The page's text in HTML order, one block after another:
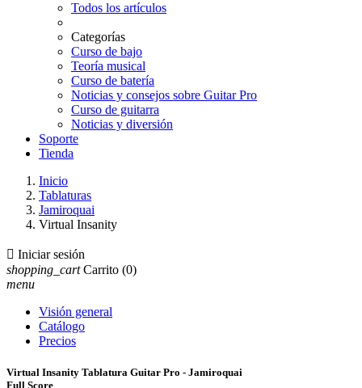
Todos los artículos
Categorías
Curso de bajo
Teoría musical
Curso de batería
Noticias y consejos sobre Guitar Pro
Curso de guitarra
Noticias y diversión
Soporte
Tienda
Inicio
Tablaturas
Jamiroquai
Virtual Insanity
 Iniciar sesión
shopping_cart Carrito (0)
menu
Visión general
Catálogo
Precios
Virtual Insanity Tablatura Guitar Pro - Jamiroquai
Full Score